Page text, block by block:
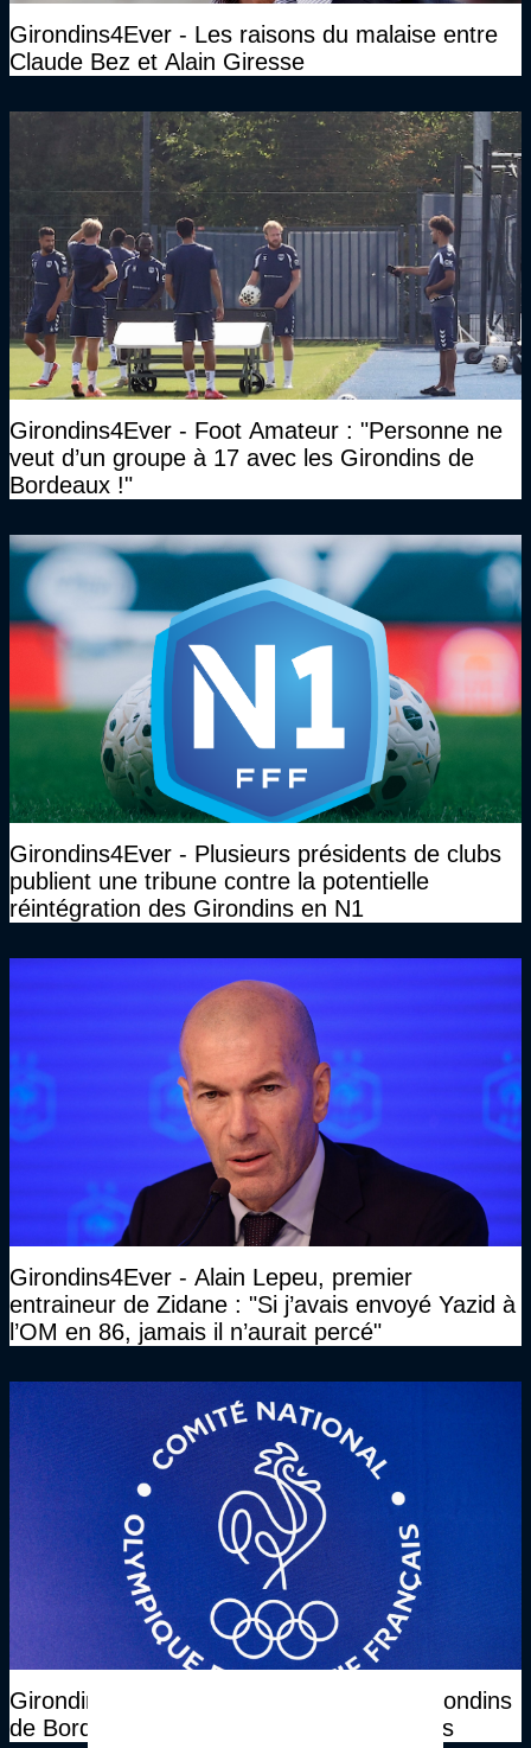
Girondins4Ever - Les raisons du malaise entre
Claude Bez et Alain Giresse
Girondins4Ever - Foot Amateur : "Personne ne
veut d’un groupe à 17 avec les Girondins de
Bordeaux !"
Girondins4Ever - Plusieurs présidents de clubs
publient une tribune contre la potentielle
réintégration des Girondins en N1
Girondins4Ever - Alain Lepeu, premier
entraineur de Zidane : "Si j’avais envoyé Yazid à
l’OM en 86, jamais il n’aurait percé"
Girondins4Ever - Jour de CNOSF, les Girondins
de Bordeaux ont rendez-vous à 14 heures